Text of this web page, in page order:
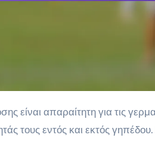
τους εντός και εκτός